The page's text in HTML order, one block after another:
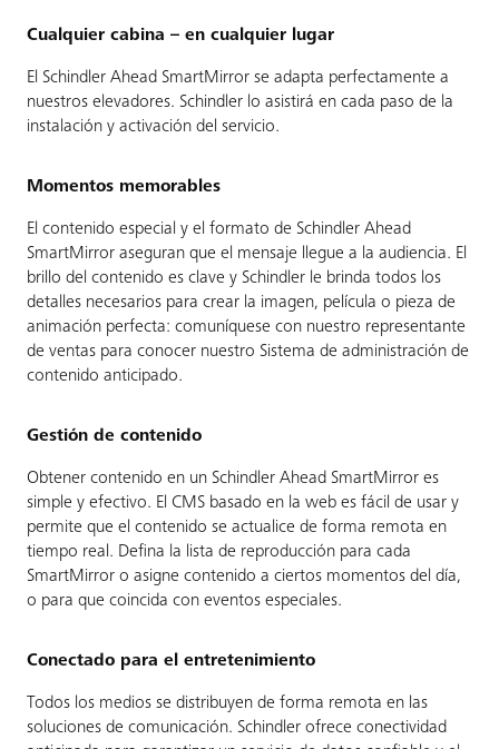
Cualquier cabina – en cualquier lugar
El Schindler Ahead SmartMirror se adapta perfectamente a
nuestros elevadores. Schindler lo asistirá en cada paso de la
instalación y activación del servicio.
Momentos memorables
El contenido especial y el formato de Schindler Ahead
SmartMirror aseguran que el mensaje llegue a la audiencia. El
brillo del contenido es clave y Schindler le brinda todos los
detalles necesarios para crear la imagen, película o pieza de
animación perfecta: comuníquese con nuestro representante
de ventas para conocer nuestro Sistema de administración de
contenido anticipado.
Gestión de contenido
Obtener contenido en un Schindler Ahead SmartMirror es
simple y efectivo. El CMS basado en la web es fácil de usar y
permite que el contenido se actualice de forma remota en
tiempo real. Defina la lista de reproducción para cada
SmartMirror o asigne contenido a ciertos momentos del día,
o para que coincida con eventos especiales.
Conectado para el entretenimiento
Todos los medios se distribuyen de forma remota en las
soluciones de comunicación. Schindler ofrece conectividad